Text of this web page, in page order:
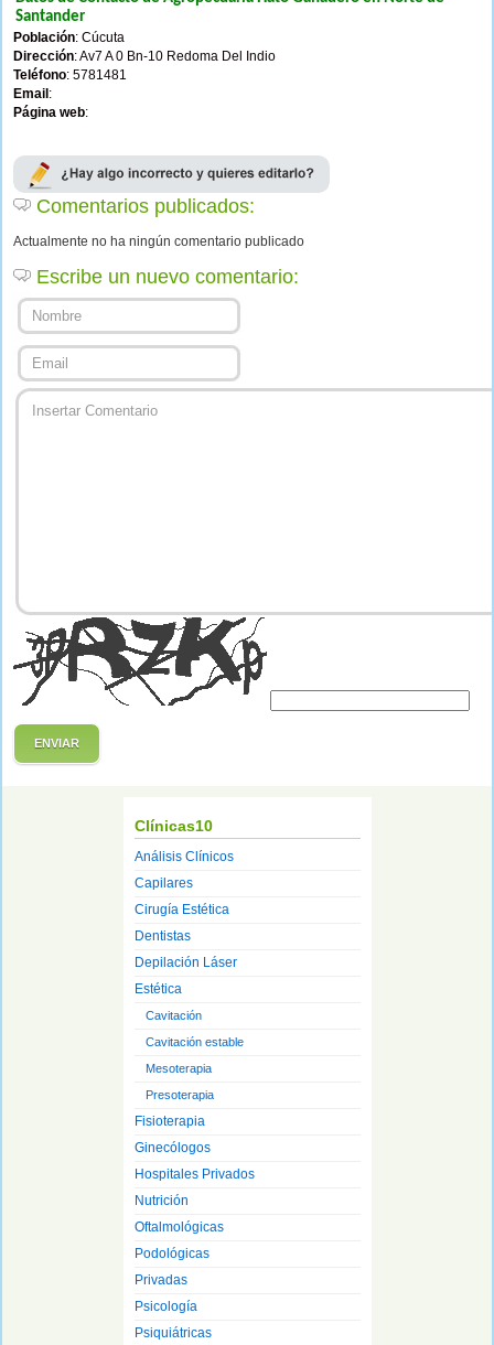
Santander
Población: Cúcuta
Dirección: Av7 A 0 Bn-10 Redoma Del Indio
Teléfono: 5781481
Email :
Página web:
Comentarios publicados:
Actualmente no ha ningún comentario publicado
Escribe un nuevo comentario:
ENVIAR
Clínicas10
Análisis Clínicos
Capilares
Cirugía Estética
Dentistas
Depilación Láser
Estética
Cavitación
Cavitación estable
Mesoterapia
Presoterapia
Fisioterapia
Ginecólogos
Hospitales Privados
Nutrición
Oftalmológicas
Podológicas
Privadas
Psicología
Psiquiátricas